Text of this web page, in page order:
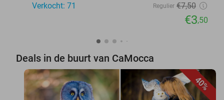
Verkocht: 71
Regulier €7,50
€3,50
Deals in de buurt van CaMocca
40%